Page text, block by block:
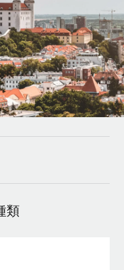
レスに統合する
内蔵
るAIツールをRemoteに接続
て業務プロセスを効率化す
スの専門サポート
グローバルHR・給与処理ソ
ションでチームを拡大する
ー
社プラットフォームへ統合
性を検討する
ト
類